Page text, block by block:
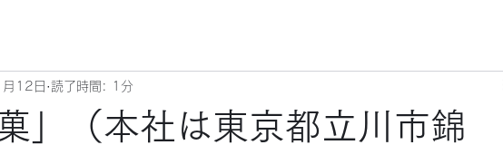
」（本社は東京都立川市錦
12日 読了時間: 1分